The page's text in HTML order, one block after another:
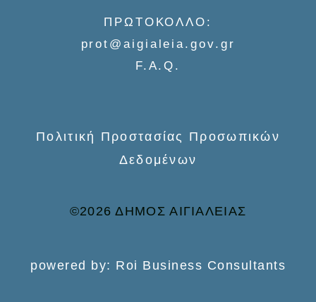
ΠΡΩΤΟΚΟΛΛΟ:
prot@aigialeia.gov.gr
F.A.Q.
Πολιτική Προστασίας Προσωπικών
Δεδομένων
©2026 ΔΗΜΟΣ ΑΙΓΙΑΛΕΙΑΣ
powered by: Roi Business Consultants